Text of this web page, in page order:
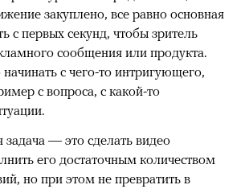
закуплено, все равно основная
с первых секунд, чтобы зритель
сообщения или продукта.
с чего-то интригующего,
с вопроса, с какой-то
задача — это сделать видео
его достаточным количеством
но при этом не превратить в